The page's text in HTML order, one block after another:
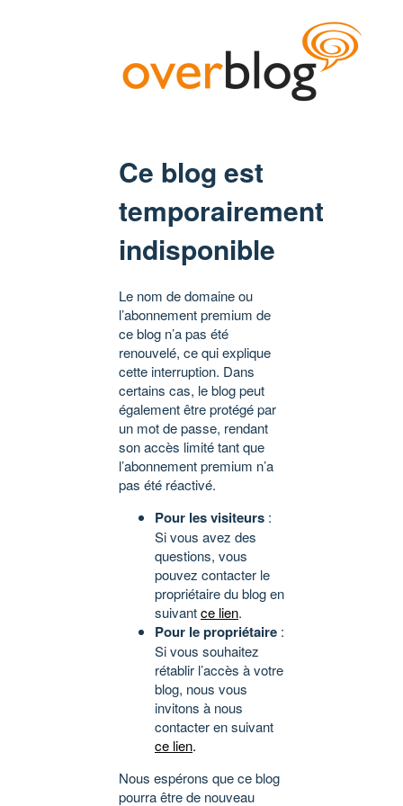
Ce blog est
temporairement
indisponible
Le nom de domaine ou
l’abonnement premium de
ce blog n’a pas été
renouvelé, ce qui explique
cette interruption. Dans
certains cas, le blog peut
également être protégé par
un mot de passe, rendant
son accès limité tant que
l’abonnement premium n’a
pas été réactivé.
Pour les visiteurs :
Si vous avez des
questions, vous
pouvez contacter le
propriétaire du blog en
suivantce lien.
Pour le propriétaire :
Si vous souhaitez
rétablir l’accès à votre
blog, nous vous
invitons à nous
contacter en suivant
ce lien.
Nous espérons que ce blog
pourra être de nouveau